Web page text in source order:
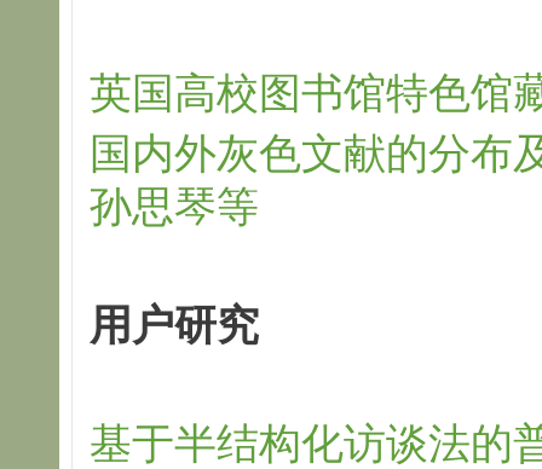
英国高校图书馆特色馆
国内外灰色文献的分布
孙思琴等
用户研究
基于半结构化访谈法的